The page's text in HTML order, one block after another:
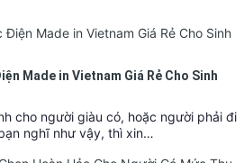
Made in Vietnam Giá Rẻ Cho Sinh
cho người giàu có, hoặc người phải đi
nghĩ như vậy, thì xin…